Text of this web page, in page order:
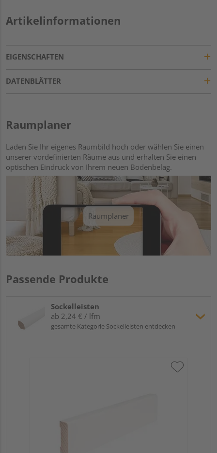
Artikelinformationen
EIGENSCHAFTEN
DATENBLÄTTER
Raumplaner
Laden Sie Ihr eigenes Raumbild hoch oder wählen Sie einen
unserer vordefinierten Räume aus und erhalten Sie einen
optischen Eindruck von Ihrem neuen Bodenbelag.
Raumplaner
Passende Produkte
Sockelleisten
ab 2,24 € / lfm
gesamte Kategorie Sockelleisten entdecken